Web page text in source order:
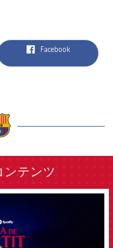
label.aria.facebook
Facebook
ンテンツ